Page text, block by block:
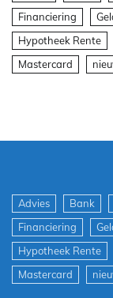
Financiering
Hypotheek Rente
Mastercard
Advies Bank
Financiering
Hypotheek Rente
Mastercard